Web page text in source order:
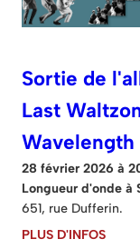
Sortie de
Last
Wavelength
28 février 2026 à
Longueur d'onde à
651, rue Dufferin.
PLUS D'INFOS